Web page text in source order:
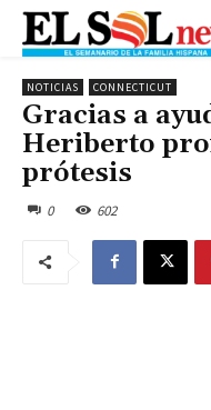
NOTICIAS CONNECTICUT
Gracias a
Heriberto
prótesis
0 602